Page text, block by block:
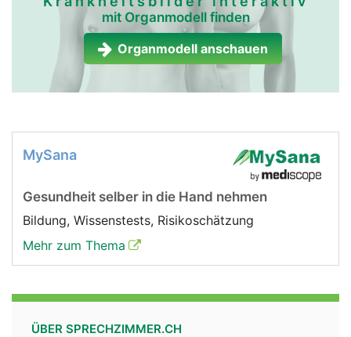
mit Organmodell finden
Organmodell anschauen
MySana
Gesundheit selber in die Hand nehmen
Bildung, Wissenstests, Risikoschätzung
Mehr zum Thema
ÜBER SPRECHZIMMER.CH